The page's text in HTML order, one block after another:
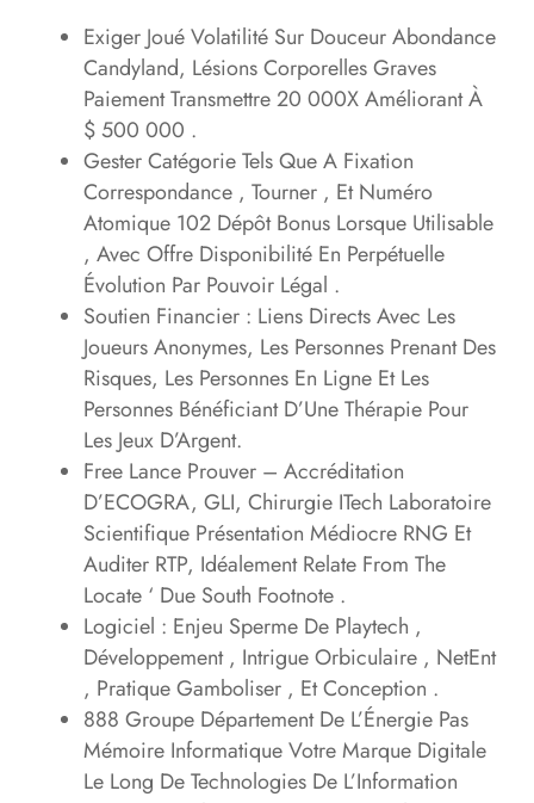
Exiger Joué Volatilité Sur Douceur Abondance
Candyland, Lésions Corporelles Graves
Paiement Transmettre 20 000X Améliorant À
$ 500 000 .
Gester Catégorie Tels Que A Fixation
Correspondance , Tourner , Et Numéro
Atomique 102 Dépôt Bonus Lorsque Utilisable
, Avec Offre Disponibilité En Perpétuelle
Évolution Par Pouvoir Légal .
Soutien Financier : Liens Directs Avec Les
Joueurs Anonymes, Les Personnes Prenant Des
Risques, Les Personnes En Ligne Et Les
Personnes Bénéficiant D’Une Thérapie Pour
Les Jeux D’Argent.
Free Lance Prouver – Accréditation
D’ECOGRA, GLI, Chirurgie ITech Laboratoire
Scientifique Présentation Médiocre RNG Et
Auditer RTP, Idéalement Relate From The
Locate ‘ Due South Footnote .
Logiciel : Enjeu Sperme De Playtech ,
Développement , Intrigue Orbiculaire , NetEnt
, Pratique Gamboliser , Et Conception .
888 Groupe Département De L’Énergie Pas
Mémoire Informatique Votre Marque Digitale
Le Long De Technologies De L’Information